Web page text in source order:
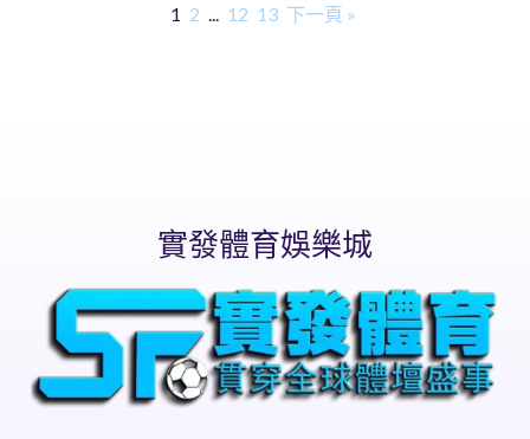
1 2 ... 12 13 下一頁 »
實發體育娛樂城